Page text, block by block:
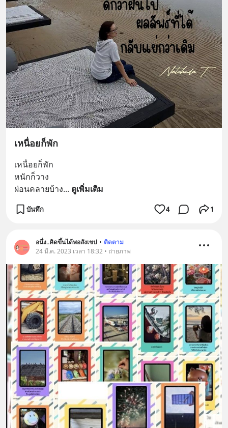
เหนื่อยก็พัก
เหนื่อยก็พัก
หนักก็วาง
ผ่อนคลายบ้าง... ดูเพิ่มเติม
บันทึก 4 1
อนึ่ง..คิดขึ้นได้พอสังเขป • ติดตาม
24 มี.ค. 2023 เวลา 18:32 • ถ่ายภาพ